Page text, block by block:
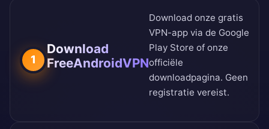
1
Download
FreeAndroidVPN
Download onze gratis
VPN-app via de Google
Play Store of onze
officiële
downloadpagina. Geen
registratie vereist.